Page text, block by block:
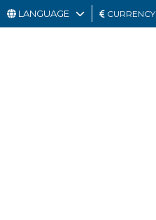
LANGUAGE CURRENCY